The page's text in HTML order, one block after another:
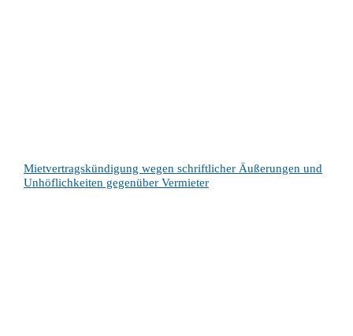
Mietvertragskündigung wegen schriftlicher Äußerungen und
Unhöflichkeiten gegenüber Vermieter